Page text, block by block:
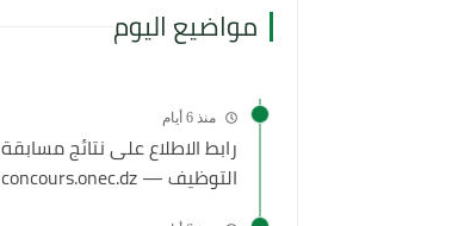
مواضيع اليوم
منذ 6 أيام
رابط الاطلاع على نتائج مسابقة
التوظيف — concours.onec.dz